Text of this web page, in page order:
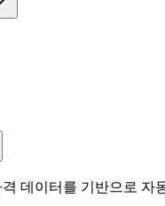
데이터를 기반으로